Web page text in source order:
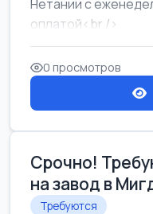
Нетании с
оплатой<br />
Свежие вакансии в
0 просмотров
Срочно!
на завод в
Требуются